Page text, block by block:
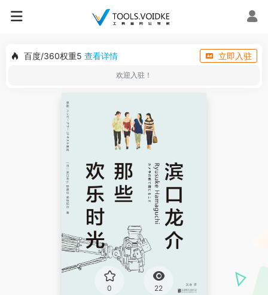
百度/360权重5 查看详情 立即入驻
欢迎入驻！
0 22